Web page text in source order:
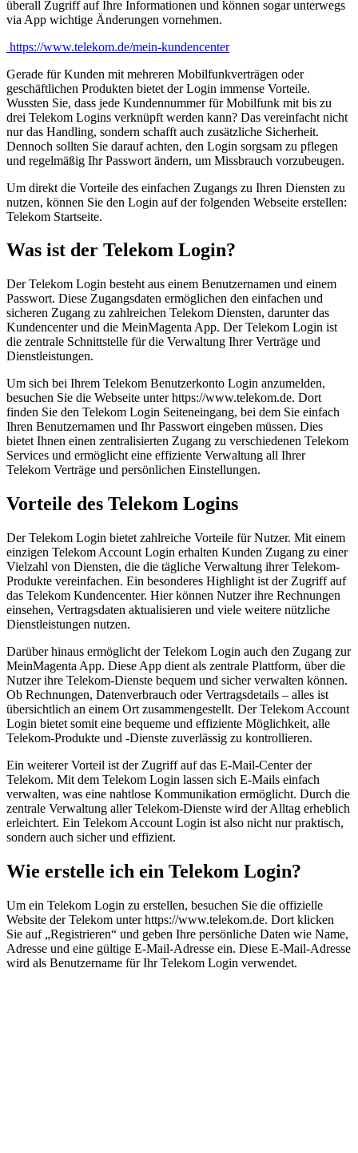
überall Zugriff auf Ihre Informationen und können sogar unterwegs
via App wichtige Änderungen vornehmen.
https://www.telekom.de/mein-kundencenter
Gerade für Kunden mit mehreren Mobilfunkverträgen oder
geschäftlichen Produkten bietet der Login immense Vorteile.
Wussten Sie, dass jede Kundennummer für Mobilfunk mit bis zu
drei Telekom Logins verknüpft werden kann? Das vereinfacht nicht
nur das Handling, sondern schafft auch zusätzliche Sicherheit.
Dennoch sollten Sie darauf achten, den Login sorgsam zu pflegen
und regelmäßig Ihr Passwort ändern, um Missbrauch vorzubeugen.
Um direkt die Vorteile des einfachen Zugangs zu Ihren Diensten zu
nutzen, können Sie den Login auf der folgenden Webseite erstellen:
Telekom Startseite.
Was ist der Telekom Login?
Der Telekom Login besteht aus einem Benutzernamen und einem
Passwort. Diese Zugangsdaten ermöglichen den einfachen und
sicheren Zugang zu zahlreichen Telekom Diensten, darunter das
Kundencenter und die MeinMagenta App. Der Telekom Login ist
die zentrale Schnittstelle für die Verwaltung Ihrer Verträge und
Dienstleistungen.
Um sich bei Ihrem Telekom Benutzerkonto Login anzumelden,
besuchen Sie die Webseite unter https://www.telekom.de. Dort
finden Sie den Telekom Login Seiteneingang, bei dem Sie einfach
Ihren Benutzernamen und Ihr Passwort eingeben müssen. Dies
bietet Ihnen einen zentralisierten Zugang zu verschiedenen Telekom
Services und ermöglicht eine effiziente Verwaltung all Ihrer
Telekom Verträge und persönlichen Einstellungen.
Vorteile des Telekom Logins
Der Telekom Login bietet zahlreiche Vorteile für Nutzer. Mit einem
einzigen Telekom Account Login erhalten Kunden Zugang zu einer
Vielzahl von Diensten, die die tägliche Verwaltung ihrer Telekom-
Produkte vereinfachen. Ein besonderes Highlight ist der Zugriff auf
das Telekom Kundencenter. Hier können Nutzer ihre Rechnungen
einsehen, Vertragsdaten aktualisieren und viele weitere nützliche
Dienstleistungen nutzen.
Darüber hinaus ermöglicht der Telekom Login auch den Zugang zur
MeinMagenta App. Diese App dient als zentrale Plattform, über die
Nutzer ihre Telekom-Dienste bequem und sicher verwalten können.
Ob Rechnungen, Datenverbrauch oder Vertragsdetails – alles ist
übersichtlich an einem Ort zusammengestellt. Der Telekom Account
Login bietet somit eine bequeme und effiziente Möglichkeit, alle
Telekom-Produkte und -Dienste zuverlässig zu kontrollieren.
Ein weiterer Vorteil ist der Zugriff auf das E-Mail-Center der
Telekom. Mit dem Telekom Login lassen sich E-Mails einfach
verwalten, was eine nahtlose Kommunikation ermöglicht. Durch die
zentrale Verwaltung aller Telekom-Dienste wird der Alltag erheblich
erleichtert. Ein Telekom Account Login ist also nicht nur praktisch,
sondern auch sicher und effizient.
Wie erstelle ich ein Telekom Login?
Um ein Telekom Login zu erstellen, besuchen Sie die offizielle
Website der Telekom unter https://www.telekom.de. Dort klicken
Sie auf „Registrieren“ und geben Ihre persönliche Daten wie Name,
Adresse und eine gültige E-Mail-Adresse ein. Diese E-Mail-Adresse
wird als Benutzername für Ihr Telekom Login verwendet.